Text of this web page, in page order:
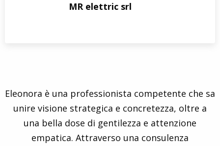
MR elettric srl
Eleonora è una professionista competente che sa
unire visione strategica e concretezza, oltre a
una bella dose di gentilezza e attenzione
empatica. Attraverso una consulenza